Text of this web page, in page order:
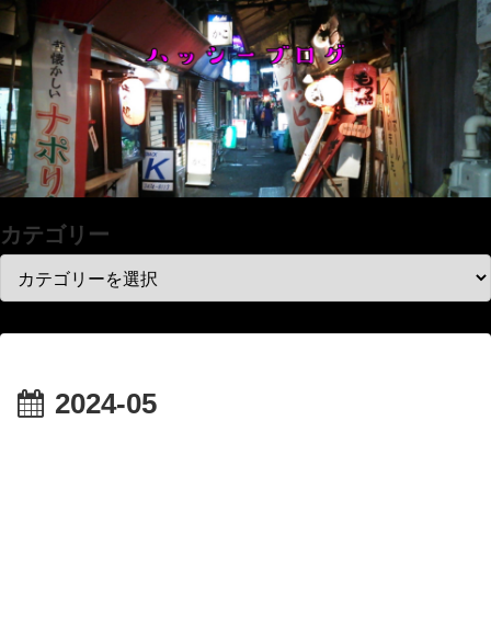
カテゴリー
2024-05